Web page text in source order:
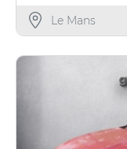
Le Mans